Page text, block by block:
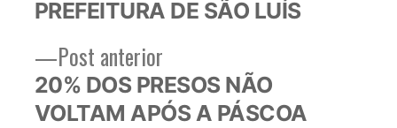
Post anteriorPost
anterior:
20% DOS PRESOS NÃO
VOLTAM APÓS A PÁSCOA
PREFEITURA DE SÃO LUÍS